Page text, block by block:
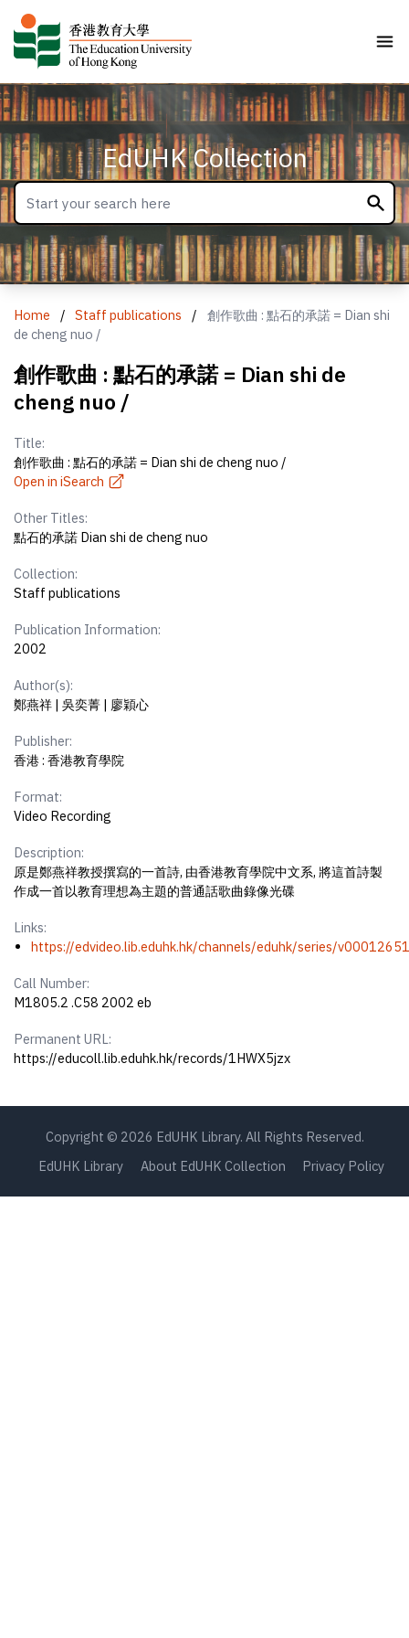
EdUHK Collection
Home / Staff publications /
創作歌曲 : 點石的承諾 = Dian shi
de cheng nuo /
創作歌曲 : 點石的承諾 = Dian shi de
cheng nuo /
Title:
創作歌曲 : 點石的承諾 = Dian shi de cheng nuo /
Open in iSearch
Other Titles:
點石的承諾 Dian shi de cheng nuo
Collection:
Staff publications
Publication Information:
2002
Author(s):
鄭燕祥 | 吳奕菁 | 廖穎心
Publisher:
香港 : 香港教育學院
Format:
Video Recording
Description:
原是鄭燕祥教授撰寫的一首詩, 由香港教育學院中文系, 將這首詩製
作成一首以教育理想為主題的普通話歌曲錄像光碟
Links:
https://edvideo.lib.eduhk.hk/channels/eduhk/series/
Call Number:
M1805.2 .C58 2002 eb
Permanent URL:
https://educoll.lib.eduhk.hk/records/1HWX5jzx
Copyright © 2026 EdUHK Library. All Rights Reserved.
EdUHK Library
About EdUHK Collection Privacy Policy